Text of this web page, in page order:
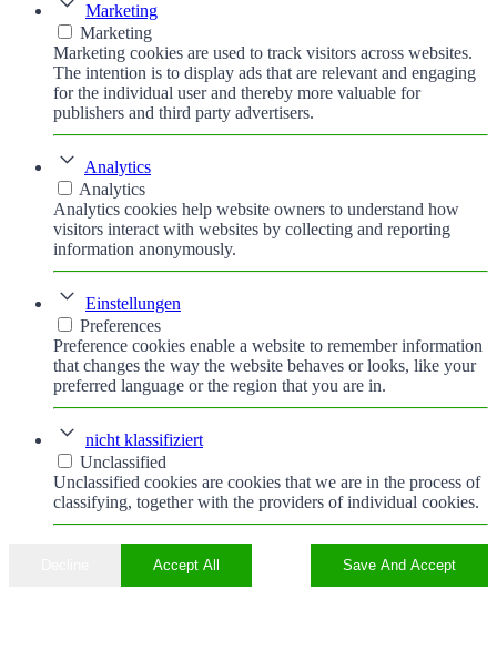
Marketing
Marketing
Marketing cookies are used to track visitors across websites.
The intention is to display ads that are relevant and engaging
for the individual user and thereby more valuable for
publishers and third party advertisers.
Analytics
Analytics
Analytics cookies help website owners to understand how
visitors interact with websites by collecting and reporting
information anonymously.
Einstellungen
Preferences
Preference cookies enable a website to remember information
that changes the way the website behaves or looks, like your
preferred language or the region that you are in.
nicht klassifiziert
Unclassified
Unclassified cookies are cookies that we are in the process of
classifying, together with the providers of individual cookies.
Accept All Save And Accept